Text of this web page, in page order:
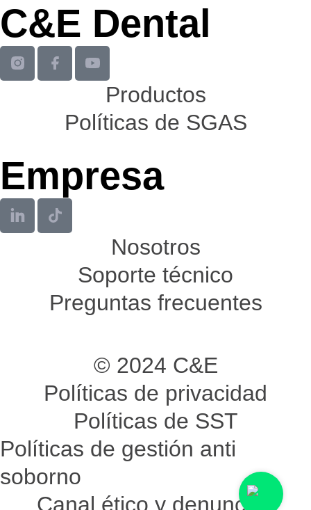
C&E Dental
Productos
Políticas de SGAS
Empresa
Nosotros
Soporte técnico
Preguntas frecuentes
© 2024 C&E
Políticas de privacidad
Políticas de SST
Políticas de gestión anti
soborno
Canal ético y denuncias